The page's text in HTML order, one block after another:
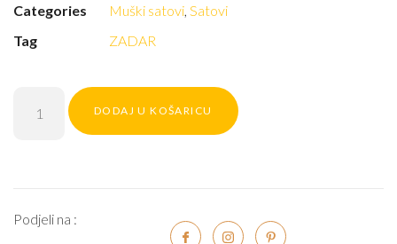
Categories
Muški satovi, Satovi
Tag
ZADAR
DODAJ U KOŠARICU
Podjeli na :